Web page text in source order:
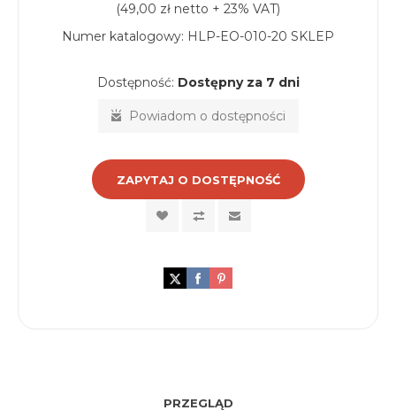
(49,00 zł netto + 23% VAT)
Numer katalogowy: HLP-EO-010-20 SKLEP
Dostępność: Dostępny za 7 dni
Powiadom o dostępności
ZAPYTAJ O DOSTĘPNOŚĆ
PRZEGLĄD